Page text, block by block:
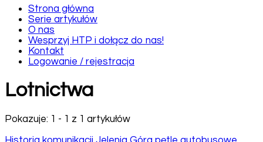
Historia Transportu Publicznego
Strona główna
Serie artykułów
O nas
Wesprzyj HTP i dołącz do nas!
Kontakt
Logowanie / rejestracja
Lotnictwa
Pokazuje: 1 - 1 z 1 artykułów